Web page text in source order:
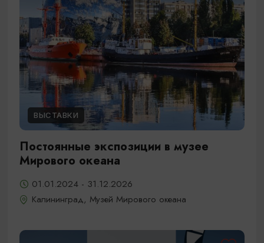
ВЫСТАВКИ
Постоянные экспозиции в музее
Мирового океана
01.01.2024 - 31.12.2026
Калининград, Музей Мирового океана